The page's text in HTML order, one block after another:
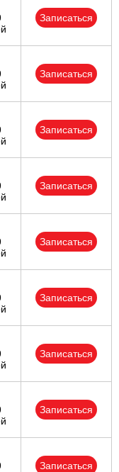
Записаться
Записаться
Записаться
Записаться
Записаться
Записаться
Записаться
Записаться
Записаться